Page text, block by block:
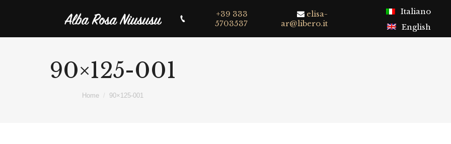
+39 333
5703537
elisa-
ar@libero.it
Italiano
English
90×125-001
Home 90×125-001